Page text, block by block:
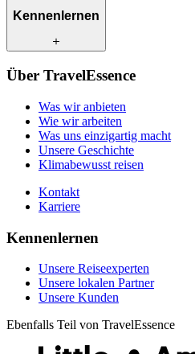
Was wir anbieten
Was uns einzigartig macht
Klimabewusst reisen
Kontakt
Karriere
Kennenlernen
Unsere Reiseexperten
Unsere Kunden
Über TravelEssence
Was wir anbieten
Wie wir arbeiten
Was uns einzigartig macht
Unsere Geschichte
Klimabewusst reisen
Kontakt
Karriere
Kennenlernen
Unsere Reiseexperten
Unsere lokalen Partner
Unsere Kunden
Ebenfalls Teil von TravelEssence